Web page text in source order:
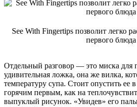
See With Fingertips позволит легко
первого блюда
Отдельный разговор — это миска для
удивительная ложка, она же вилка,
температуру супа. Стоит опустить ее
горячим первым, как на
выпуклый рисунок. «Увидев» его